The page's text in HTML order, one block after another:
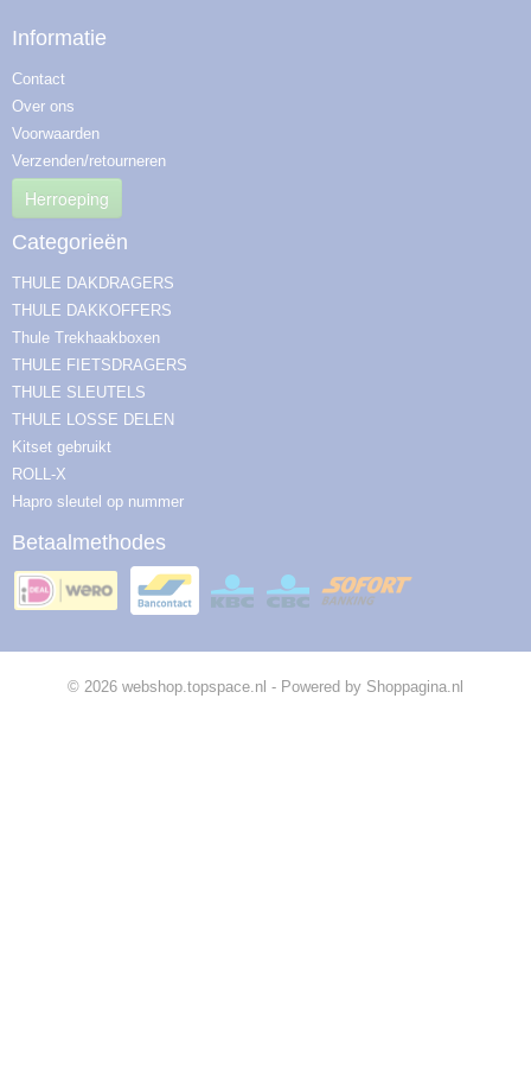
Informatie
Contact
Over ons
Voorwaarden
Verzenden/retourneren
Herroeping
Categorieën
THULE DAKDRAGERS
THULE DAKKOFFERS
Thule Trekhaakboxen
THULE FIETSDRAGERS
THULE SLEUTELS
THULE LOSSE DELEN
Kitset gebruikt
ROLL-X
Hapro sleutel op nummer
Betaalmethodes
© 2026 webshop.topspace.nl - Powered by Shoppagina.nl